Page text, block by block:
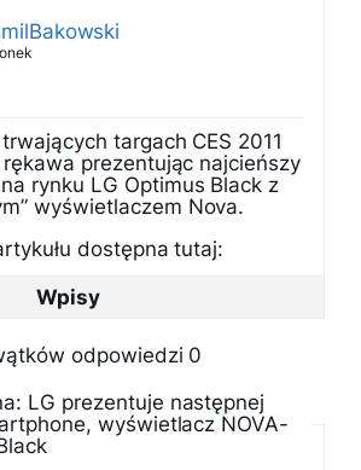
targach CES 2011
rękawa prezentując najcieńszy
rynku LG Optimus Black z
wyświetlaczem Nova.
dostępna tutaj:
Wpisy
odpowiedzi 0
LG prezentuje następnej
wyświetlacz NOVA-